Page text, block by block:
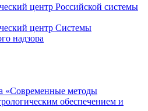
центр Российской системы
центр Системы
надзора
«Современные методы
обеспечением и